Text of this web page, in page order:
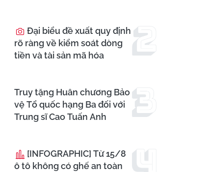
Đại biểu đề xuất quy định
rõ ràng về kiểm soát dòng
tiền và tài sản mã hóa
Truy tặng Huân chương Bảo
vệ Tổ quốc hạng Ba đối với
Trung sĩ Cao Tuấn Anh
[INFOGRAPHIC] Từ 15/8
ô tô không có ghế an toàn